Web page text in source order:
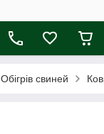
Обігрів свиней